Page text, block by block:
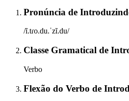
Pronúncia de
/ĩ.tɾo.du.ˈzĩ.du/
Classe Gramatical de
Verbo
Flexão do Verbo de